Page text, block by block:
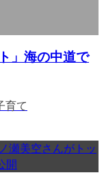
」海の中道で
育て